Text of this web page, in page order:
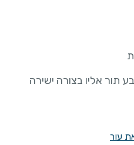
תור אליו בצורה ישירה
עור